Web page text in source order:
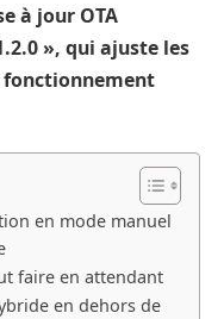
à jour OTA
», qui ajuste les
en mode manuel
faire en attendant
en dehors de